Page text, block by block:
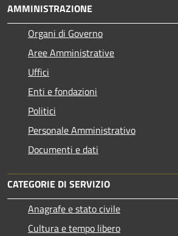
AMMINISTRAZIONE
Organi di Governo
Aree Amministrative
Uffici
Enti e fondazioni
Politici
Personale Amministrativo
Documenti e dati
CATEGORIE DI SERVIZIO
Anagrafe e stato civile
Cultura e tempo libero